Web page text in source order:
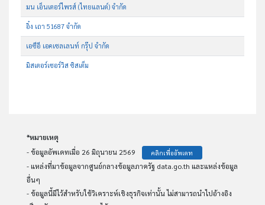
มน เอ็นเตอร์ไพรส์ (ไทยแลนด์) จำกัด
อิ๋ง เถา 51687 จำกัด
เอซีอี เอคเซลเลนท์ กรุ๊ป จำกัด
มิสเตอร์เซอร์วิส ซิสเต็ม
*หมายเหตุ
- ข้อมูลอัพเดทเมื่อ 26 มิถุนายน 2569
คลิกเพื่ออัพเดท
- แหล่งที่มาข้อมูลจากศูนย์กลางข้อมูลภาครัฐ data.go.th และแหล่งข้อมูล
อื่นๆ
- ข้อมูลนี้มีไว้สำหรับใช้วิเคราะห์เชิงธุรกิจเท่านั้น ไม่สามารถนำไปอ้างอิง